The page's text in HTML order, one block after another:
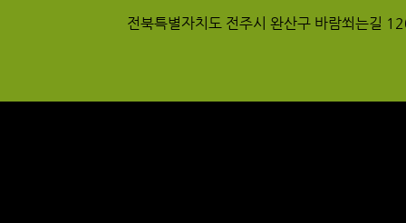
전북특별자치도 전주시 완산구 바람쐬는길